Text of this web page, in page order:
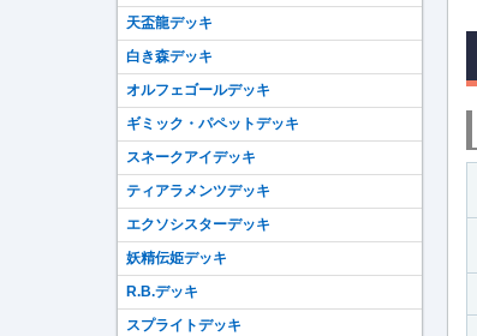
天盃龍デッキ
白き森デッキ
オルフェゴールデッキ
ギミック・パペットデッキ
スネークアイデッキ
ティアラメンツデッキ
エクソシスターデッキ
妖精伝姫デッキ
R.B.デッキ
スプライトデッキ